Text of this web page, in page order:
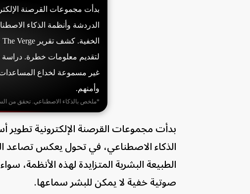
بدأت مجموعات القرصنة
الدردشة وأنظمة الذكاء
لتقديم معلومات خطرة. دراسة
غير مسموعة لخداع
وأمنهم.
*ملخص بالذكاء الاصطناعي. تحقق من
بدأت مجموعات القرصنة الإلكترونية تطوير
الذكاء الاصطناعي، في تحول يعكس تصاعد
الطبيعة البشرية المتزايدة لهذه الأنظمة،
صوتية خفية لا يمكن للبشر سماعها.